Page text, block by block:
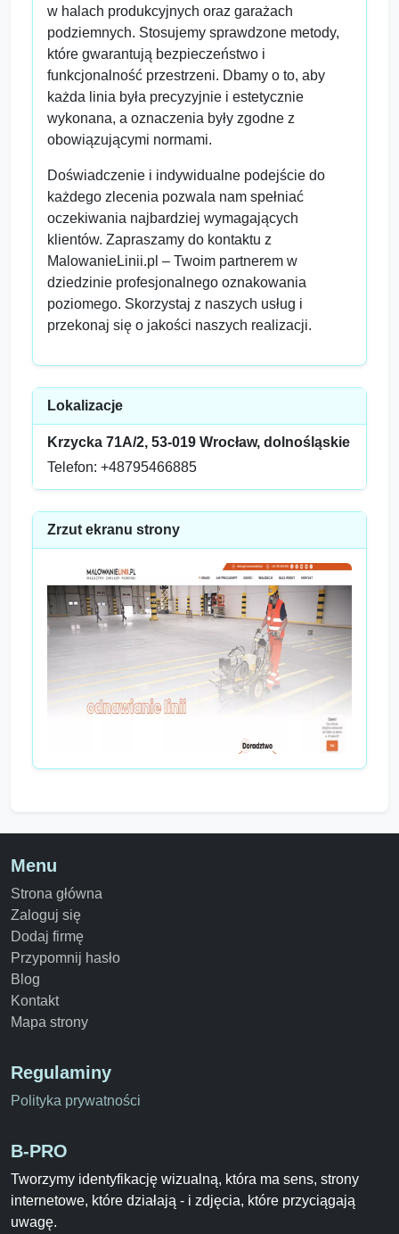
w halach produkcyjnych oraz garażach
podziemnych. Stosujemy sprawdzone metody,
które gwarantują bezpieczeństwo i
funkcjonalność przestrzeni. Dbamy o to, aby
każda linia była precyzyjnie i estetycznie
wykonana, a oznaczenia były zgodne z
obowiązującymi normami.
Doświadczenie i indywidualne podejście do
każdego zlecenia pozwala nam spełniać
oczekiwania najbardziej wymagających
klientów. Zapraszamy do kontaktu z
MalowanieLinii.pl – Twoim partnerem w
dziedzinie profesjonalnego oznakowania
poziomego. Skorzystaj z naszych usług i
przekonaj się o jakości naszych realizacji.
Lokalizacje
Krzycka 71A/2, 53-019 Wrocław, dolnośląskie
Telefon: +48795466885
Zrzut ekranu strony
Menu
Strona główna
Zaloguj się
Dodaj firmę
Przypomnij hasło
Blog
Kontakt
Mapa strony
Regulaminy
Polityka prywatności
B-PRO
Tworzymy identyfikację wizualną, która ma sens, strony
internetowe, które działają - i zdjęcia, które przyciągają
uwagę.